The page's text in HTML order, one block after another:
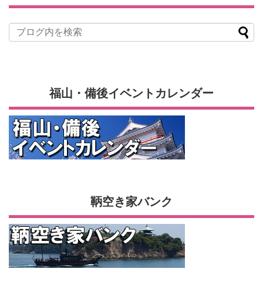
福山・備後イベントカレンダー
鞆空き家バンク